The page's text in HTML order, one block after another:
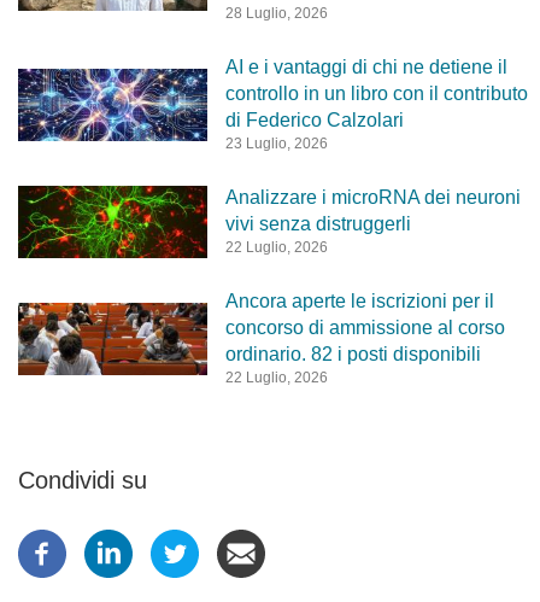
28 Luglio, 2026
AI e i vantaggi di chi ne detiene il
controllo in un libro con il contributo
di Federico Calzolari
23 Luglio, 2026
Analizzare i microRNA dei neuroni
vivi senza distruggerli
22 Luglio, 2026
Ancora aperte le iscrizioni per il
concorso di ammissione al corso
ordinario. 82 i posti disponibili
22 Luglio, 2026
Condividi su